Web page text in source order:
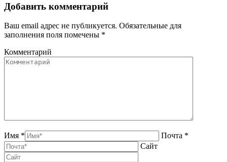
Добавить комментарий
Ваш email адрес не публикуется. Обязательные для
заполнения поля помечены *
Комментарий
Имя *
Почта *
Сайт